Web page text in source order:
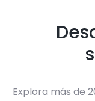
Explora más de